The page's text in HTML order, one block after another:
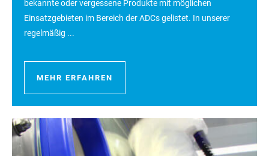
bekannte oder vergessene Produkte mit möglichen
Einsatzgebieten im Bereich der ADCs gelistet. In unserer
regelmäßig ...
MEHR ERFAHREN